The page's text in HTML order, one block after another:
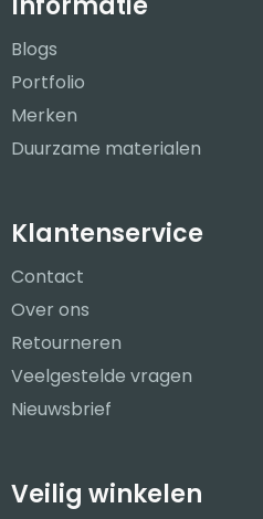
Blogs
Portfolio
Merken
Duurzame materialen
Klantenservice
Contact
Over ons
Retourneren
Veelgestelde vragen
Nieuwsbrief
Veilig winkelen